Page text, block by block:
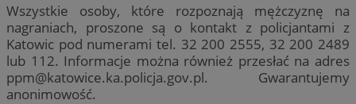
Wszystkie osoby, które rozpoznają mężczyznę na
nagraniach, proszone są o kontakt z policjantami z
Katowic pod numerami tel. 32 200 2555, 32 200 2489
lub 112. Informacje można również przesłać na adres
ppm@katowice.ka.policja.gov.pl. Gwarantujemy
anonimowość.